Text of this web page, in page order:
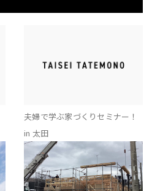
夫婦で学ぶ家づくりセミナー！
in 太田